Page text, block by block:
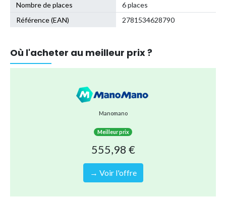
Nombre de places
6 places
Référence (EAN)
2781534628790
Où l'acheter au meilleur prix ?
Manomano
Meilleur prix
555,98 €
→ Voir l'offre